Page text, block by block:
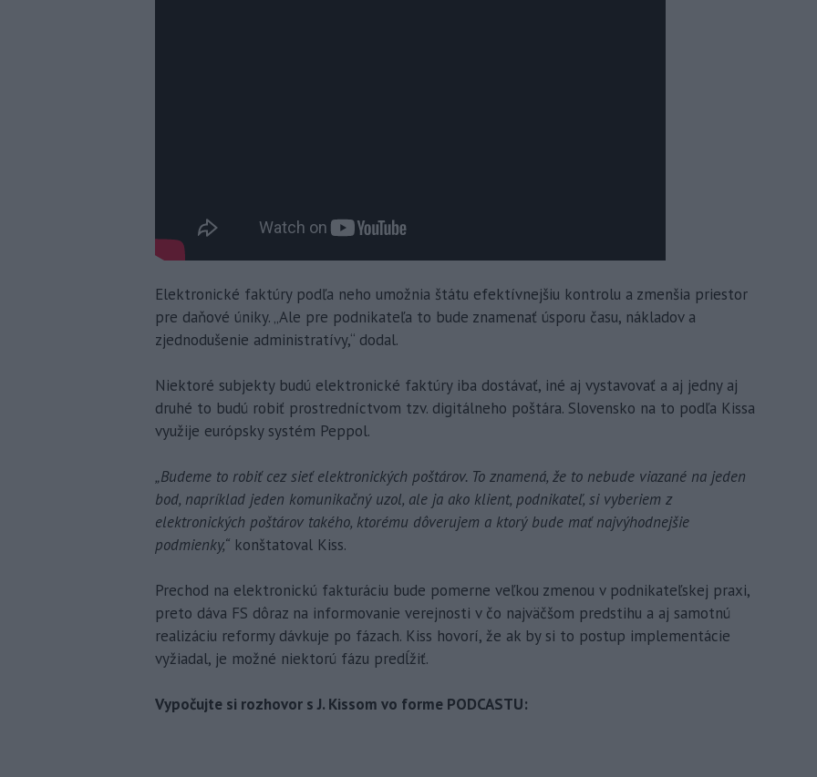
Elektronické faktúry podľa neho umožnia štátu efektívnejšiu kontrolu a zmenšia priestor
pre daňové úniky. „Ale pre podnikateľa to bude znamenať úsporu času, nákladov a
zjednodušenie administratívy,“ dodal.
Niektoré subjekty budú elektronické faktúry iba dostávať, iné aj vystavovať a aj jedny aj
druhé to budú robiť prostredníctvom tzv. digitálneho poštára. Slovensko na to podľa Kissa
využije európsky systém Peppol.
„Budeme to robiť cez sieť elektronických poštárov. To znamená, že to nebude viazané na jeden
bod, napríklad jeden komunikačný uzol, ale ja ako klient, podnikateľ, si vyberiem z
elektronických poštárov takého, ktorému dôverujem a ktorý bude mať najvýhodnejšie
podmienky,“ konštatoval Kiss.
Prechod na elektronickú fakturáciu bude pomerne veľkou zmenou v podnikateľskej praxi,
preto dáva FS dôraz na informovanie verejnosti v čo najväčšom predstihu a aj samotnú
realizáciu reformy dávkuje po fázach. Kiss hovorí, že ak by si to postup implementácie
vyžiadal, je možné niektorú fázu predĺžiť.
Vypočujte si rozhovor s J. Kissom vo forme PODCASTU: